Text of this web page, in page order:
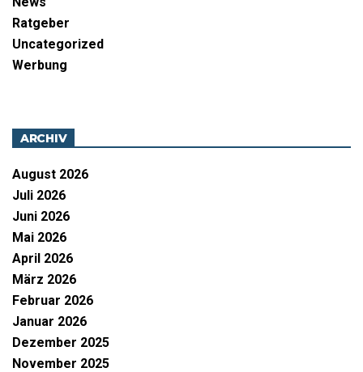
Ratgeber
Uncategorized
Werbung
ARCHIV
August 2026
Juli 2026
Juni 2026
Mai 2026
April 2026
März 2026
Februar 2026
Januar 2026
Dezember 2025
November 2025